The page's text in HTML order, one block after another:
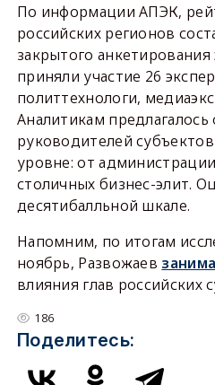
По информации АПЭК,
российских регионов
закрытого
приняли участие 26
политтехнологи,
Аналитикам
руководителей
уровне: от
столичных бизнес-элит.
десятибалльной шкале.
Напомним, по итогам
ноябрь, Развожаев
влияния глав российских
186
Поделитесь: